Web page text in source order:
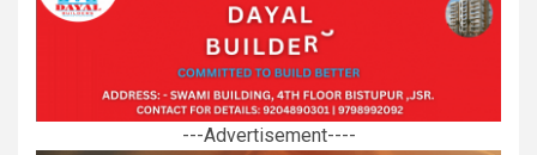
---Advertisement----